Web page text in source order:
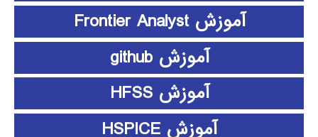
آموزش Frontier Analyst
آموزش github
آموزش HFSS
آموزش HSPICE